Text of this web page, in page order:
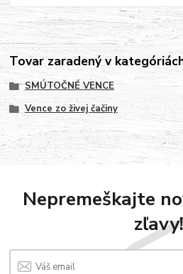
Tovar zaradený v
SMÚTOČNÉ VENCE
Vence zo živej čačiny
Nepremeškajte
zľavy!